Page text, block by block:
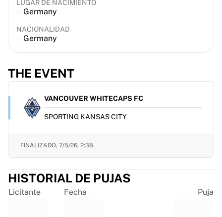
Bath Rugby
Harlequins
Ver todo el rugby
Críquet de Inglaterra
Delhi Capitals
West Indies
Críquet de Irlanda
Ver todo el críquet
Aalborg Pirates
Tre Kronor
Ver todo el hockey sobre hielo
Otro
LUGAR DE NACIMIENTO
Germany
NACIONALIDAD
Germany
THE EVENT
VANCOUVER WHITECAPS FC
SPORTING KANSAS CITY
FINALIZADO, 7/5/26, 2:38
HISTORIAL DE PUJAS
Licitante Fecha Puja